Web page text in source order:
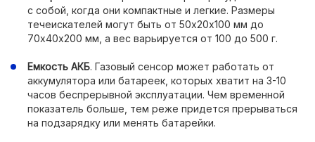
с собой, когда они компактные и легкие. Размеры
течеискателей могут быть от 50х20х100 мм до
70х40х200 мм, а вес варьируется от 100 до 500 г.
Емкость АКБ. Газовый сенсор может работать от
аккумулятора или батареек, которых хватит на 3-10
часов беспрерывной эксплуатации. Чем временной
показатель больше, тем реже придется прерываться
на подзарядку или менять батарейки.